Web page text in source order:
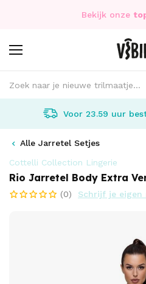
Bekijk onze
Voor 23.59 uur
Alle Jarretel Setjes
Cottelli Collection Lingerie
Rio Jarretel Body Extra
(0) Schrijf je eigen